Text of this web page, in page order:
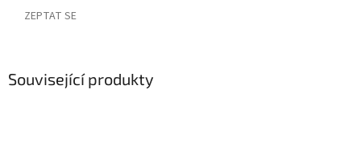
ZEPTAT SE
Související produkty